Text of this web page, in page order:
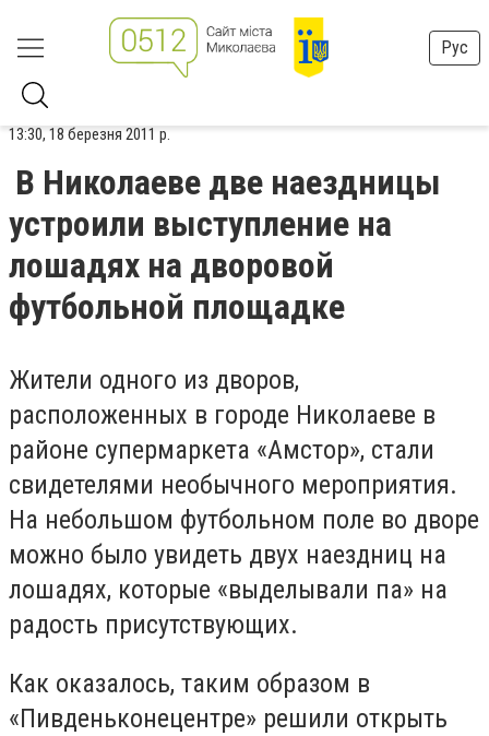
Рус
13:30, 18 березня 2011 р.
В Николаеве две наездницы
устроили выступление на
лошадях на дворовой
футбольной площадке
Жители одного из дворов,
расположенных в городе Николаеве в
районе супермаркета «Амстор», стали
свидетелями необычного мероприятия.
На небольшом футбольном поле во дворе
можно было увидеть двух наездниц на
лошадях, которые «выделывали па» на
радость присутствующих.
Как оказалось, таким образом в
«Пивденьконецентре» решили открыть